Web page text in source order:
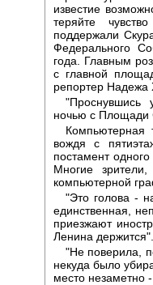
известие
теряйте
поддержали
Федерального
года. Главным
с главной
репортер Надежа
"Проснувшись
ночью с Площади
Компьютерная
вождя с
постамент
Многие
компьютерной
"Это голова -
единственная,
приезжают
Ленина держится".
"Не поверила,
некуда было
место незаметно